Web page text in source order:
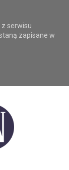
serwisu
zapisane w